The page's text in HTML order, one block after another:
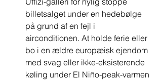
billetsalget under en hedebølge
på grund af en fejl i
airconditionen. At holde ferie eller
bo i en ældre europæisk ejendom
med svag eller ikke-eksisterende
køling under El Niño-peak-varmen